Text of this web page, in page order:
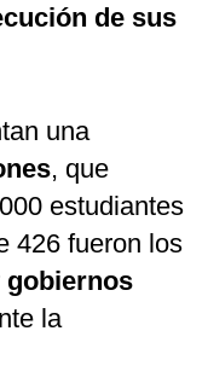
de sus
una
, que
estudiantes
426 fueron los
gobiernos
la